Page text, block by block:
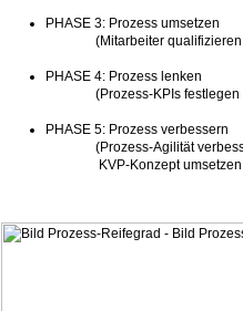
PHASE 3: Prozess umsetzen
(Mitarbeiter qualifizieren |
PHASE 4: Prozess lenken
(Prozess-KPIs festlegen |
PHASE 5: Prozess verbessern
(Prozess-Agilität
KVP-Konzept umsetzen |